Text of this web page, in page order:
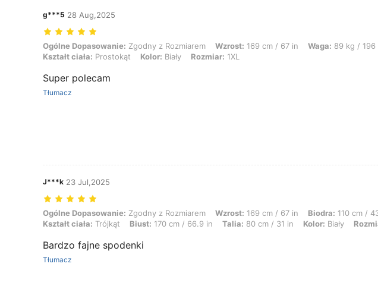
g***5 28 Aug,2025
Ogólne Dopasowanie: Zgodny z Rozmiarem, Wzrost: 169 cm / 67 in, Waga: 89 kg / 196 lbs, Kształt
Ogólne Dopasowanie: Zgodny z Rozmiarem Wzrost: 169 cm / 67 in Waga: 89 kg / 196
Kształt ciała: Prostokąt Kolor: Biały Rozmiar: 1XL
Super polecam
Tłumacz
J***k 23 Jul,2025
Ogólne Dopasowanie: Zgodny z Rozmiarem, Wzrost: 169 cm / 67 in, Biodra: 110 cm / 43 in, Kształt
Ogólne Dopasowanie: Zgodny z Rozmiarem Wzrost: 169 cm / 67 in Biodra: 110 cm /
Kształt ciała: Trójkąt Biust: 170 cm / 66.9 in Talia: 80 cm / 31 in Kolor: Biały
Bardzo fajne spodenki
Tłumacz